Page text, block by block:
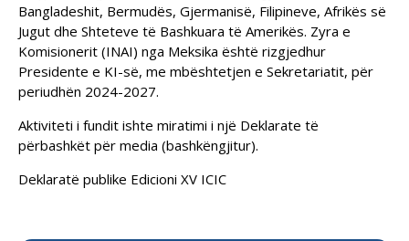
Bangladeshit, Bermudës, Gjermanisë, Filipineve, Afrikës së
Jugut dhe Shteteve të Bashkuara të Amerikës. Zyra e
Komisionerit (INAI) nga Meksika është rizgjedhur
Presidente e KI-së, me mbështetjen e Sekretariatit, për
periudhën 2024-2027.
Aktiviteti i fundit ishte miratimi i një Deklarate të
përbashkët për media (bashkëngjitur).
Deklaratë publike Edicioni XV ICIC